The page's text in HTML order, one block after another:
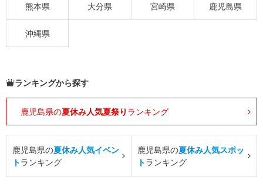
熊本県 大分県 宮崎県 鹿児島県
沖縄県
ランキングから探す
鹿児島県の夏休み人気夏祭り ランキング
鹿児島県の夏休み人気イベン
トランキング
鹿児島県の夏休み人気スポッ
トランキング